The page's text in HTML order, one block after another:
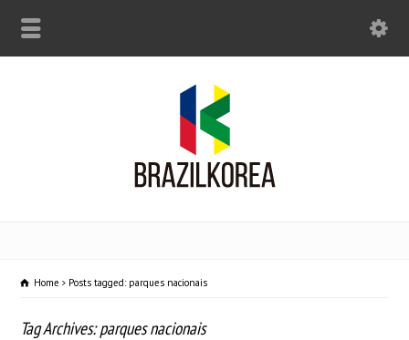
Home Posts tagged: parques nacionais
Tag Archives: parques nacionais